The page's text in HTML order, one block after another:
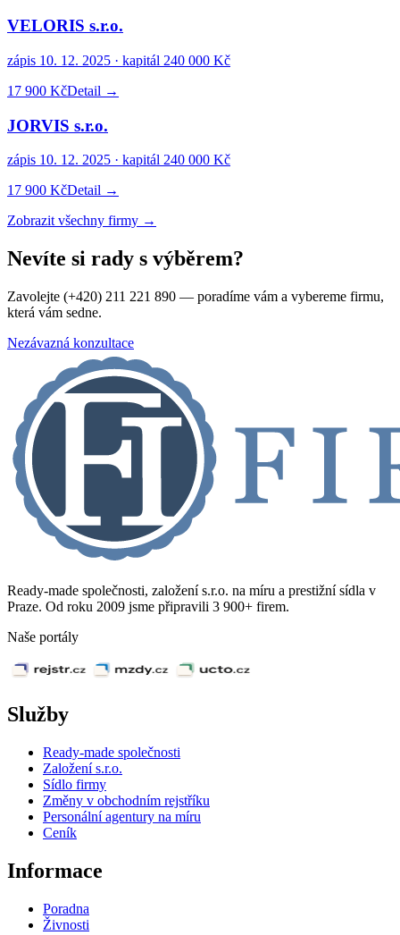
VELORIS s.r.o.
zápis 10. 12. 2025 · kapitál 240 000 Kč
17 900 KčDetail →
JORVIS s.r.o.
zápis 10. 12. 2025 · kapitál 240 000 Kč
17 900 KčDetail →
Zobrazit všechny firmy →
Nevíte si rady s výběrem?
Zavolejte (+420) 211 221 890 — poradíme vám a vybereme firmu,
která vám sedne.
Nezávazná konzultace
Ready-made společnosti, založení s.r.o. na míru a prestižní sídla v
Praze. Od roku 2009 jsme připravili 3 900+ firem.
Naše portály
Služby
Ready-made společnosti
Založení s.r.o.
Sídlo firmy
Změny v obchodním rejstříku
Personální agentury na míru
Ceník
Informace
Poradna
Živnosti